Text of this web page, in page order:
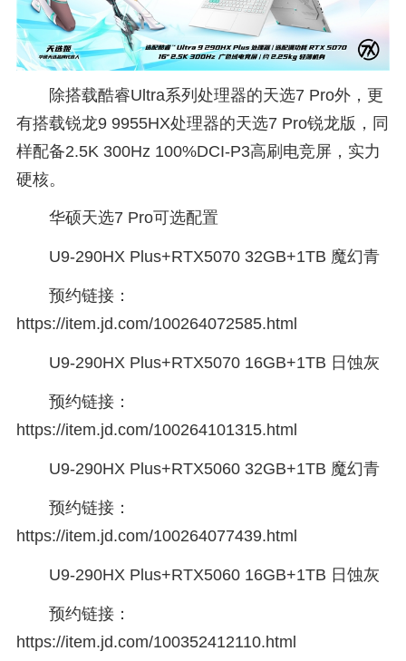
除搭载酷睿Ultra系列处理器的天选7 Pro外，更
有搭载锐龙9 9955HX处理器的天选7 Pro锐龙版，同
样配备2.5K 300Hz 100%DCI-P3高刷电竞屏，实力
硬核。
华硕天选7 Pro可选配置
U9-290HX Plus+RTX5070 32GB+1TB 魔幻青
预约链接：
https://item.jd.com/100264072585.html
U9-290HX Plus+RTX5070 16GB+1TB 日蚀灰
预约链接：
https://item.jd.com/100264101315.html
U9-290HX Plus+RTX5060 32GB+1TB 魔幻青
预约链接：
https://item.jd.com/100264077439.html
U9-290HX Plus+RTX5060 16GB+1TB 日蚀灰
预约链接：
https://item.jd.com/100352412110.html